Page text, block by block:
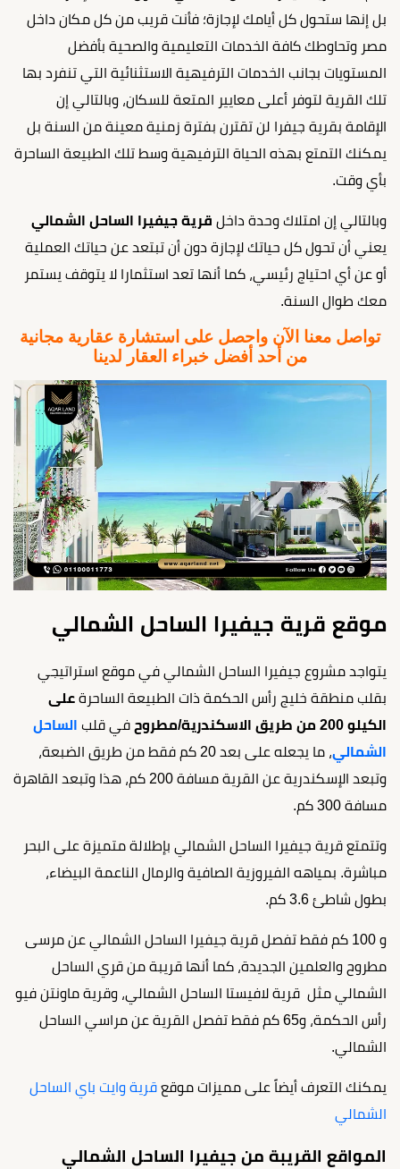
بل إنها ستحول كل أيامك لإجازة؛ فأنت قريب من كل مكان داخل
مصر وتحاوطك كافة الخدمات التعليمية والصحية بأفضل
المستويات بجانب الخدمات الترفيهية الاستثنائية التي تنفرد بها
تلك القرية لتوفر أعلى معايير المتعة للسكان، وبالتالي إن
الإقامة بقرية جيفرا لن تقترن بفترة زمنية معينة من السنة بل
يمكنك التمتع بهذه الحياة الترفيهية وسط تلك الطبيعة الساحرة
بأي وقت.
وبالتالي إن امتلاك وحدة داخل قرية جيفيرا الساحل الشمالي
يعني أن تحول كل حياتك لإجازة دون أن تبتعد عن حياتك العملية
أو عن أي احتياج رئيسي، كما أنها تعد استثمارا لا يتوقف يستمر
معك طوال السنة.
تواصل معنا الآن واحصل على استشارة عقارية مجانية
من أحد أفضل خبراء العقار لدينا
موقع قرية جيفيرا الساحل الشمالي
يتواجد مشروع جيفيرا الساحل الشمالي في موقع استراتيجي
بقلب منطقة خليج رأس الحكمة ذات الطبيعة الساحرة على
الكيلو 200 من طريق الاسكندرية/مطروح
في قلب الساحل
الشمالي
، ما يجعله على بعد 20 كم فقط من طريق الضبعة،
وتبعد الإسكندرية عن القرية مسافة 200 كم، هذا وتبعد القاهرة
مسافة 300 كم.
وتتمتع قرية جيفيرا الساحل الشمالي بإطلالة متميزة على البحر
مباشرة. بمياهه الفيروزية الصافية والرمال الناعمة البيضاء،
بطول شاطئ 3.6 كم.
و 100 كم فقط تفصل قرية جيفيرا الساحل الشمالي عن مرسى
مطروح والعلمين الجديدة، كما أنها قريبة من قري الساحل
الشمالي مثل قرية لافيستا الساحل الشمالي، وقرية ماونتن فيو
رأس الحكمة، و65 كم فقط تفصل القرية عن مراسي الساحل
الشمالي.
يمكنك التعرف أيضاً على مميزات موقع قرية وايت باي الساحل
الشمالي
المواقع القريبة من جيفيرا الساحل الشمالي